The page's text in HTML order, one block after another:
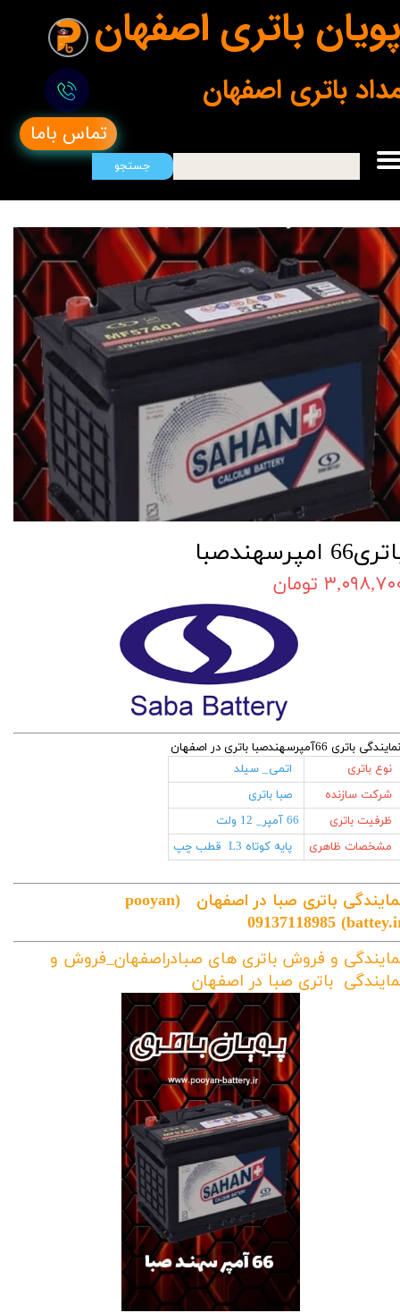
پویان باتری اصفهان
تماس باما
جستجو
باتری اصفهان
امپرسهندصبا
تومان
باتری 66آمپرسهندصبا باتری در اصفهان
نوع باتری
اتمی_ سیلد
شرکت سازنده
صبا باتری
ظرفیت باتری
66 آمپر_ 12 ولت
مشخصات ظاهری
پایه کوتاه L3 قطب چپ
باتری صبا در اصفهان
(pooyan
09137118985
و فروش باتری های صبادراصفهان_فروش و
باتری صبا در اصفهان